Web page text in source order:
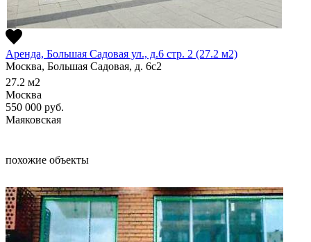
Аренда, Большая Садовая ул., д.6 стр. 2 (27.2 м2)
Москва, Большая Садовая, д. 6с2
27.2 м2
Москва
550 000 руб.
Маяковская
похожие объекты